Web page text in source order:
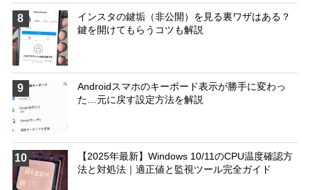
8
インスタの鍵垢（非公開）を見る裏ワザはある？
鍵を開けてもらうコツも解説
9
Androidスマホのキーボード表示が勝手に変わっ
た…元に戻す設定方法を解説
10
【2025年最新】Windows 10/11のCPU温度確認方
法と対処法｜適正値と監視ツール完全ガイド